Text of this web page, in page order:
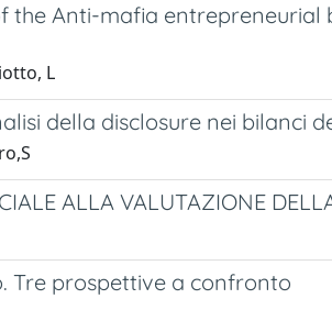
the Anti-mafia
L
della disclosure nei bilanci
ALLA VALUTAZIONE
Tre prospettive a confronto